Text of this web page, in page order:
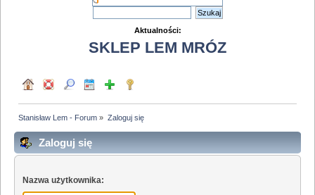
Aktualności:
SKLEP LEM MRÓZ
Stanisław Lem - Forum » Zaloguj się
Zaloguj się
Nazwa użytkownika: